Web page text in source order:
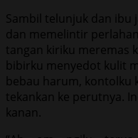
Sambil telunjuk dan ibu
dan memelintir
tangan kiriku meremas
bibirku menyedot kulit
bebau harum, kontolku
tekankan ke perutnya.
kanan.